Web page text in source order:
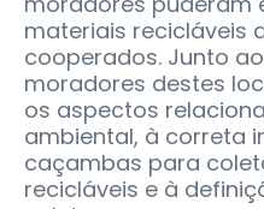
materiais recicláveis
cooperados. Junto
moradores destes
os aspectos
ambiental, à correta
caçambas para
recicláveis e à